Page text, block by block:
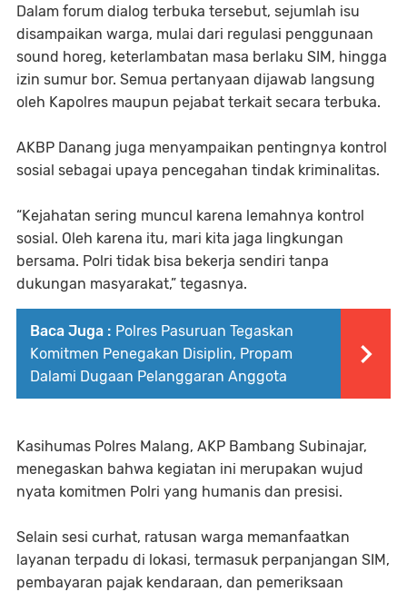
Dalam forum dialog terbuka tersebut, sejumlah isu
disampaikan warga, mulai dari regulasi penggunaan
sound horeg, keterlambatan masa berlaku SIM, hingga
izin sumur bor. Semua pertanyaan dijawab langsung
oleh Kapolres maupun pejabat terkait secara terbuka.
AKBP Danang juga menyampaikan pentingnya kontrol
sosial sebagai upaya pencegahan tindak kriminalitas.
“Kejahatan sering muncul karena lemahnya kontrol
sosial. Oleh karena itu, mari kita jaga lingkungan
bersama. Polri tidak bisa bekerja sendiri tanpa
dukungan masyarakat,” tegasnya.
Baca Juga : Polres Pasuruan Tegaskan
Komitmen Penegakan Disiplin, Propam
Dalami Dugaan Pelanggaran Anggota
Kasihumas Polres Malang, AKP Bambang Subinajar,
menegaskan bahwa kegiatan ini merupakan wujud
nyata komitmen Polri yang humanis dan presisi.
Selain sesi curhat, ratusan warga memanfaatkan
layanan terpadu di lokasi, termasuk perpanjangan SIM,
pembayaran pajak kendaraan, dan pemeriksaan